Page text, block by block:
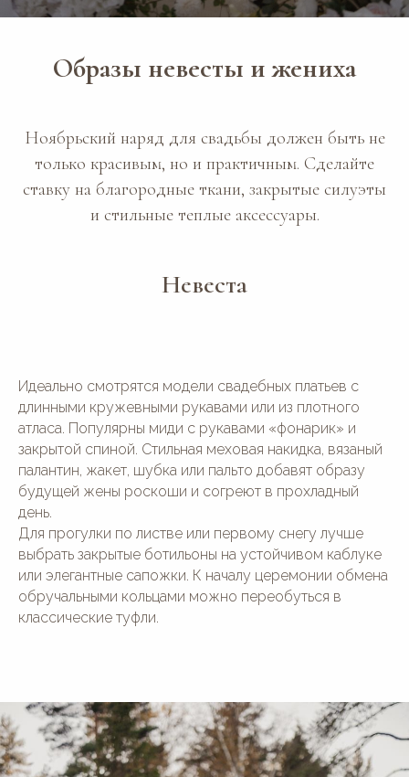
Образы невесты и жениха
Ноябрьский наряд для свадьбы должен быть не
только красивым, но и практичным. Сделайте
ставку на благородные ткани, закрытые силуэты
и стильные теплые аксессуары.
Невеста
Идеально смотрятся модели свадебных платьев с
длинными кружевными рукавами или из плотного
атласа. Популярны миди с рукавами «фонарик» и
закрытой спиной. Стильная меховая накидка, вязаный
палантин, жакет, шубка или пальто добавят образу
будущей жены роскоши и согреют в прохладный
день.
Для прогулки по листве или первому снегу лучше
выбрать закрытые ботильоны на устойчивом каблуке
или элегантные сапожки. К началу церемонии обмена
обручальными кольцами можно переобуться в
классические туфли.